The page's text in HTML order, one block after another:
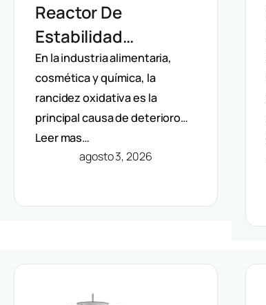
Reactor De
Estabilidad
Oxidativa OXITEST
VELP: Análisis
Directo De Vida Útil
Sin Extracción De
Grasa
En la industria alimentaria,
cosmética y química, la
rancidez oxidativa es la
principal causa de deterioro…
Leer mas…
agosto 3, 2026